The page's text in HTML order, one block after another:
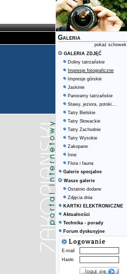
Galeria
pokaż schowek
GALERIA ZDJĘĆ
Doliny tatrzańskie
Impresje fotograficzne
Impresje górskie
Jaskinie
Panoramy tatrzańskie
Stawy, jeziora, potoki...
Tatry Bielskie
Tatry Słowackie
Tatry Zachodnie
Tatry Wysokie
Zakopane
Inne
Flora i fauna
Galerie specjalne
Wasze galerie
Ostatnio dodane
Zdjęcia dnia
KARTKI ELEKTRONICZNE
Aktualności
Technika - porady
Forum dyskusyjne
E-mail
Hasło